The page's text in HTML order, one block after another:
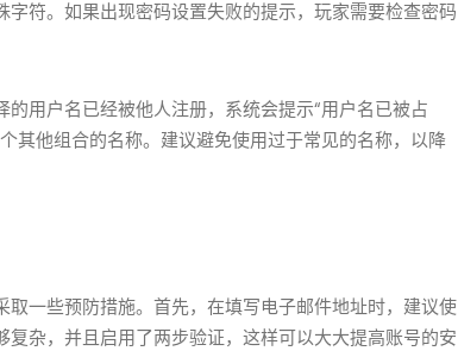
符。如果出现密码设置失败的提示，玩家需要检查密码
用户名已经被他人注册，系统会提示“用户名已被占
其他组合的名称。建议避免使用过于常见的名称，以降
一些预防措施。首先，在填写电子邮件地址时，建议使
杂，并且启用了两步验证，这样可以大大提高账号的安